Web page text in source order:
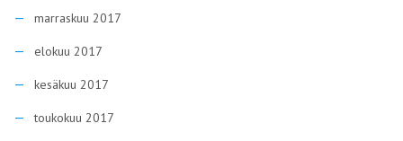
marraskuu 2017
elokuu 2017
kesäkuu 2017
toukokuu 2017